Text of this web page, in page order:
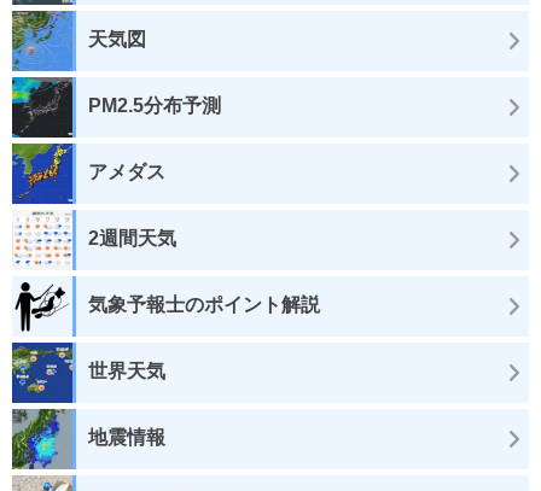
天気図
PM2.5分布予測
アメダス
2週間天気
気象予報士のポイント解説
世界天気
地震情報